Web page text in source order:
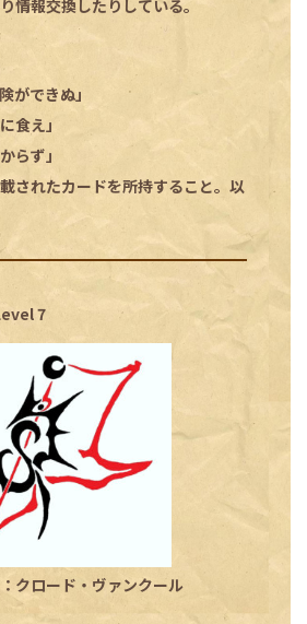
情報交換したりしている。
ができぬ」
食え」
らず」
されたカードを所持すること。以
7
クロード・ヴァンクール